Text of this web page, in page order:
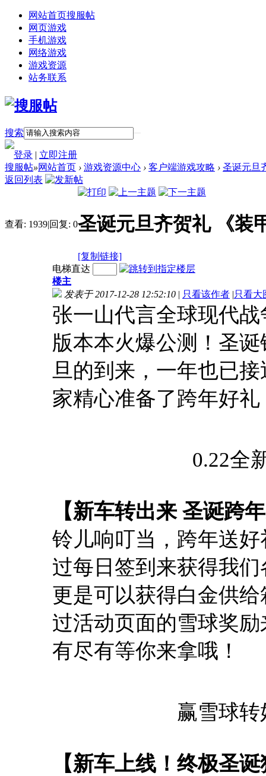
网站首页搜服帖
网页游戏
手机游戏
网络游戏
游戏资源
站务联系
搜索
登录 | 立即注册
搜服帖»网站首页 › 游戏资源中心 › 客户端游戏攻略 › 圣诞元旦
返回列表
查看: 1939|回复: 0圣诞元旦齐贺礼 《装
[复制链接]
电梯直达
楼主
发表于 2017-12-28 12:52:10 | 只看该作者 |只看大
张一山代言全球现代
版本本火爆公测！圣
旦的到来，一年也已
家精心准备了跨年好
0.22全
【新车转出来 圣诞跨
铃儿响叮当，跨年送
过每日签到来获得我
更是可以获得白金供
过活动页面的雪球奖
有尽有等你来拿哦！
赢雪球
【新车上线！终极圣